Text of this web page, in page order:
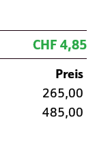
CHF 4,85
Preis
265,00
485,00